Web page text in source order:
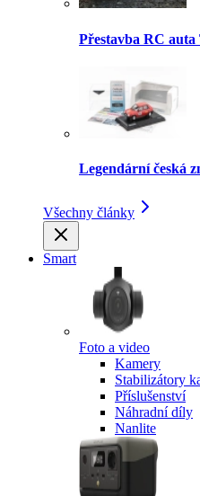
Přestavba RC
Legendární česká
Všechny články
Smart
Foto a video
Kamery
Stabilizátory
Příslušenství
Náhradní díly
Nanlite